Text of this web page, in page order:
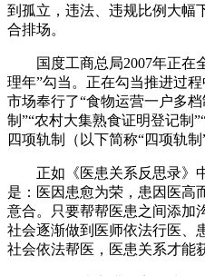
到孤立，违法、违规比例大幅
合排场。
国度工商总局2007年正在
理年”勾当。正在勾当推进过
市场奉行了“食物运营一户多
制”“农村大集熟食证明登记制
四项轨制（以下简称“四项轨制
正如《医患关系反思录》
是：医因患愈为荣，患因医高
意合。只要帮帮医患之间添加
社会逐渐做到医师依法行医、
社会依法帮医，医患关系才能